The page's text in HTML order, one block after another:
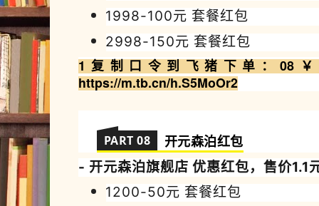
1998-100元 套餐红包
2998-150元 套餐红包
1复制口令到飞猪下单：08￥
https://m.tb.cn/h.S5MoOr2
PART 08 开元森泊红包
- 开元森泊旗舰店 优惠红包，售价1.1
1200-50元 套餐红包